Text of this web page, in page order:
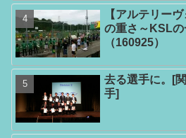
【アルテリー
の重さ～KSL
（160925）
去る選手に。[
手]